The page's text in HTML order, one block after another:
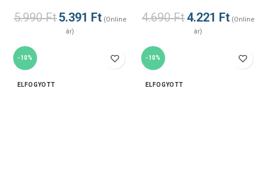
5.990Ft5.391 Ft (Online
ár)
4.690Ft4.221 Ft (Online
ár)
-10%
ELFOGYOTT
-10%
ELFOGYOTT